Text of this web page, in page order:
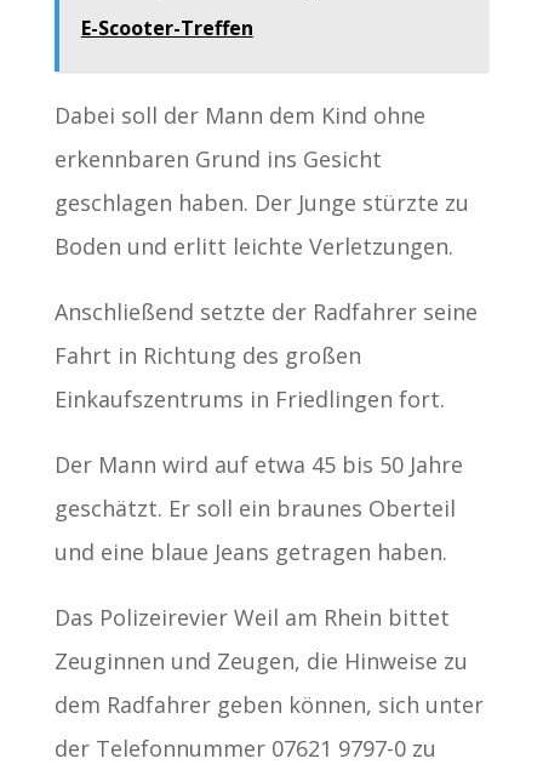
E-Scooter-Treffen
Dabei soll der Mann dem Kind ohne
erkennbaren Grund ins Gesicht
geschlagen haben. Der Junge stürzte zu
Boden und erlitt leichte Verletzungen.
Anschließend setzte der Radfahrer seine
Fahrt in Richtung des großen
Einkaufszentrums in Friedlingen fort.
Der Mann wird auf etwa 45 bis 50 Jahre
geschätzt. Er soll ein braunes Oberteil
und eine blaue Jeans getragen haben.
Das Polizeirevier Weil am Rhein bittet
Zeuginnen und Zeugen, die Hinweise zu
dem Radfahrer geben können, sich unter
der Telefonnummer 07621 9797-0 zu